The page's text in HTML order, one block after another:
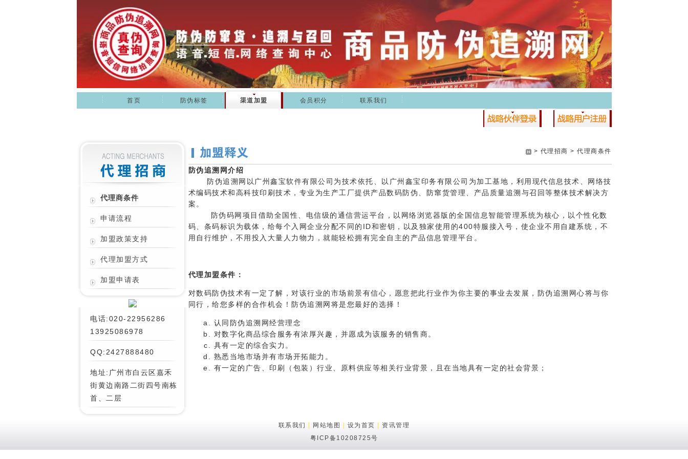
首页 防伪标签 渠道加盟 会员积分 联系我们
代理商条件
申请流程
加盟政策支持
代理加盟方式
加盟申请表
电话:020-22956286
13925086978
QQ:2427888480
地址:广州市白云区嘉禾
街黄边南路二街四号南栋
首、二层
> 代理招商 > 代理商条件
防伪追溯网介绍
防伪追溯网以广州鑫宝软件有限公司为技术依托、以广州鑫宝印务有限公司为加工基地，利用现代信息技术、网络技
术编码技术和高科技印刷技术，专业为生产工厂提供产品数码防伪、防窜货管理、产品质量追溯与召回等整体技术解决方
案。
防伪码网项目借助全国性、电信级的通信营运平台，以网络浏览器版的全国信息智能管理系统为核心，以个性化数
码、条码标识为载体，给每个入网企业分配不同的ID和密钥，以及独家使用的400特服接入号，使企业不用自建系统，不
用自行维护，不用投入大量人力物力，就能轻松拥有完全自主的产品信息管理平台。
代理加盟条件：
对数码防伪技术有一定了解，对该行业的市场前景有信心，愿意把此行业作为你主要的事业去发展，防伪追溯网心将与你
同行，给您多样的合作机会！防伪追溯网将是您最好的选择！
认同防伪追溯网经营理念
对数字化商品综合服务有浓厚兴趣，并愿成为该服务的销售商。
具有一定的综合实力。
熟悉当地市场并有市场开拓能力。
有一定的广告、印刷（包装）行业、原料供应等相关行业背景，且在当地具有一定的社会背景；
联系我们 网站地图 设为首页
资讯管理
粤ICP备10208725号